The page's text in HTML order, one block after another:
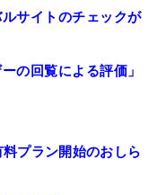
サイトのチェックが
の回覧による評価」
プラン開始のおしら